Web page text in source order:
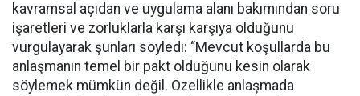
kavramsal açıdan ve uygulama alanı bakımından soru
işaretleri ve zorluklarla karşı karşıya olduğunu
vurgulayarak şunları söyledi: “Mevcut koşullarda bu
anlaşmanın temel bir pakt olduğunu kesin olarak
söylemek mümkün değil. Özellikle anlaşmada